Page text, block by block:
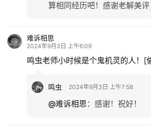
算相同经历吧！感谢老解美评
难诉相思
2024年9月3日 上午6:09
鸣虫老师小时候是个鬼机灵的人！
鸣虫 2024年9月3日 上午7:58
@难诉相思 ： 感谢！祝好！